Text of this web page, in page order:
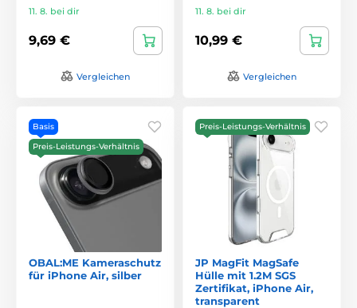
11. 8. bei dir
9,69 €
Vergleichen
11. 8. bei dir
10,99 €
Vergleichen
Basis
Preis-Leistungs-Verhältnis
OBAL:ME Kameraschutz
für iPhone Air, silber
Preis-Leistungs-Verhältnis
JP MagFit MagSafe
Hülle mit 1.2M SGS
Zertifikat, iPhone Air,
transparent